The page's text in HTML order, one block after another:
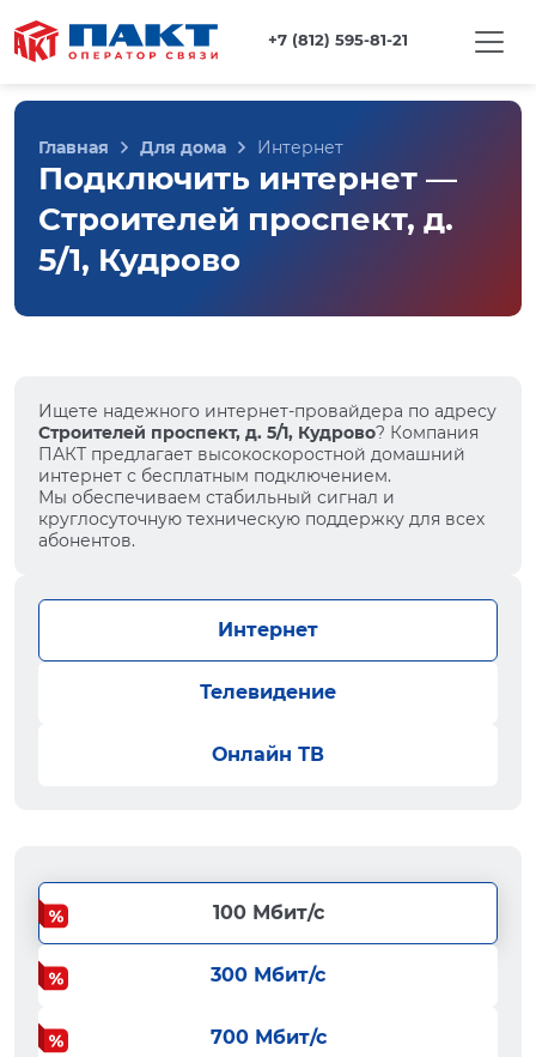
+7 (812) 595-81-21
Главная Для дома Интернет
Подключить интернет —
Строителей проспект, д.
5/1, Кудрово
Ищете надежного интернет-провайдера по адресу
Строителей проспект, д. 5/1, Кудрово? Компания
ПАКТ предлагает высокоскоростной домашний
интернет с бесплатным подключением.
Мы обеспечиваем стабильный сигнал и
круглосуточную техническую поддержку для всех
абонентов.
Интернет
Телевидение
Онлайн ТВ
100 Мбит/с
300 Мбит/с
700 Мбит/с